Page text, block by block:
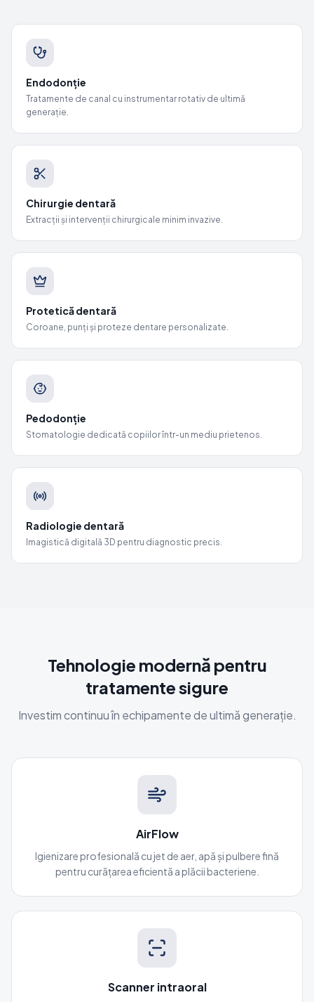
Endodonție
Tratamente de canal cu instrumentar rotativ de ultimă
generație.
Chirurgie dentară
Extracții și intervenții chirurgicale minim invazive.
Protetică dentară
Coroane, punți și proteze dentare personalizate.
Pedodonție
Stomatologie dedicată copiilor într-un mediu prietenos.
Radiologie dentară
Imagistică digitală 3D pentru diagnostic precis.
Tehnologie modernă pentru
tratamente sigure
Investim continuu în echipamente de ultimă generație.
AirFlow
Igienizare profesională cu jet de aer, apă și pulbere fină
pentru curățarea eficientă a plăcii bacteriene.
Scanner intraoral